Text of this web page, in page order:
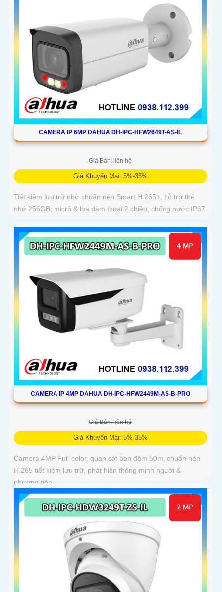
CAMERA IP 6MP DAHUA DH-IPC-HFW2649T-AS-IL
Giá Bán: liên hệ
Giá Khuyến Mại: 5%-35%
Tiết kiệm lưu trữ nhờ chuẩn nén Smart H.265+, hỗ trợ thẻ
nhớ 256GB, micrô & loa đàm thoại 2 chiều, chống nước IP67
CAMERA IP 4MP DAHUA DH-IPC-HFW2449M-AS-B-PRO
Giá Bán: liên hệ
Giá Khuyến Mại: 5%-35%
Camera 4MP Full-color, quan sát ban đêm 50m, chuẩn nén
H.265 tiết kiệm lưu trữ, phát hiện thông minh người &
phương tiện